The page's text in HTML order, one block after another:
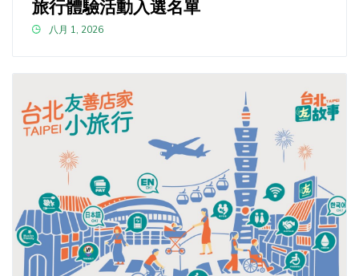
旅行體驗活動入選名單
八月 1, 2026